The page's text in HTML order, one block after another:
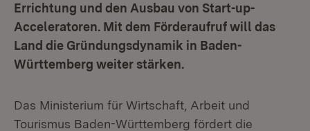
Errichtung und den Ausbau von Start-up-
Acceleratoren. Mit dem Förderaufruf will das
Land die Gründungsdynamik in Baden-
Württemberg weiter stärken.
Das Ministerium für Wirtschaft, Arbeit und
Tourismus Baden-Württemberg fördert die